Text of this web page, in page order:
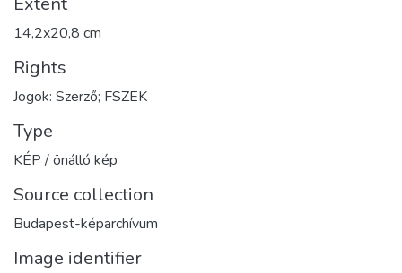
14,2x20,8 cm
Rights
Jogok: Szerző; FSZEK
Type
KÉP / önálló kép
Source collection
Budapest-képarchívum
Image identifier